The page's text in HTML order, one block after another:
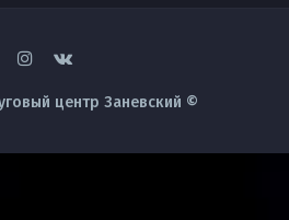
центр Заневский ©